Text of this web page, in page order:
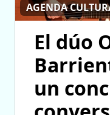
AGENDA
El dúo
un